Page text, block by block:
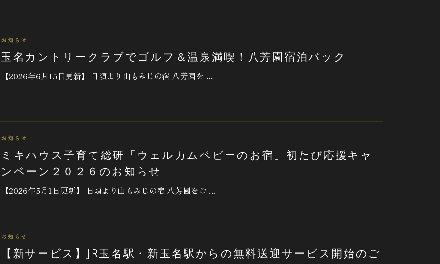
お知らせ
玉名カントリークラブでゴルフ＆温泉満喫！八芳園宿泊パック
【2026年6月15日更新】 日頃より山もみじの宿 八芳園を …
お知らせ
ミキハウス子育て総研「ウェルカムベビーのお宿」初たび応援キャ
ンペーン２０２６のお知らせ
【2026年5月1日更新】 日頃より山もみじの宿 八芳園をご …
お知らせ
【新サービス】JR玉名駅・新玉名駅からの無料送迎サービス開始のご